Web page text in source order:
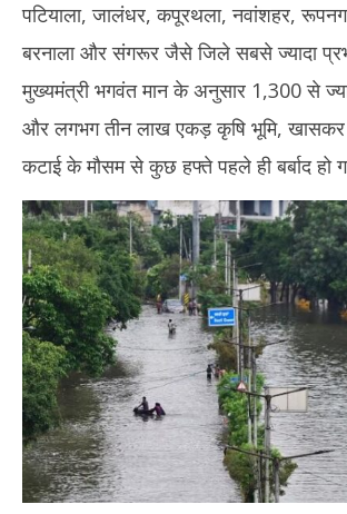
पटियाला, जालंधर, कपूरथला, नवांशहर,
बरनाला और संगरूर जैसे जिले सबसे ज्यादा
मुख्यमंत्री भगवंत मान के अनुसार 1,300 से
और लगभग तीन लाख एकड़ कृषि भूमि,
कटाई के मौसम से कुछ हफ्ते पहले ही बर्बाद हो